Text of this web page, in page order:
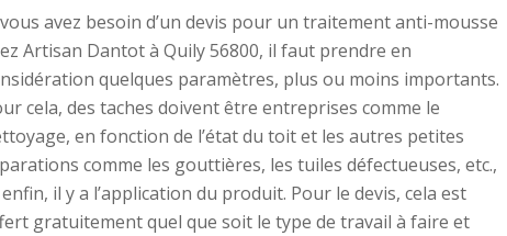
avez besoin d’un devis pour un traitement anti-mousse
Artisan Dantot à Quily 56800, il faut prendre en
quelques paramètres, plus ou moins importants.
cela, des taches doivent être entreprises comme le
en fonction de l’état du toit et les autres petites
comme les gouttières, les tuiles défectueuses, etc.,
il y a l’application du produit. Pour le devis, cela est
gratuitement quel que soit le type de travail à faire et